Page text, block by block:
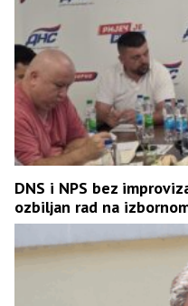
DNS i NPS bez
ozbiljan rad na